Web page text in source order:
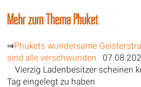
Mehr zum Thema Phuket
⇒Phukets wundersame
sind alle verschwunden
Vierzig Ladenbesitzer scheinen
Tag eingelegt zu haben